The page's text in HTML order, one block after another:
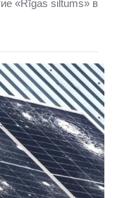
«Rīgas siltums» в